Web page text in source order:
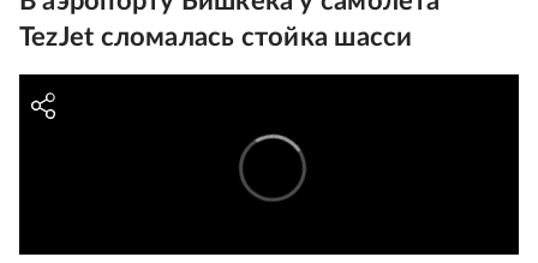
TezJet сломалась стойка шасси